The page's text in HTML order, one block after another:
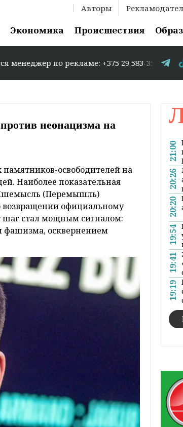
Авторы
Экономика Происшествия
+375 29 583-35-86 // В Гродно
неонацизма на
памятников-освободителей на
Наиболее показательная
(Перемышль)
возвращении официальному
шаг стал мощным сигналом:
фашизма, осквернением
21:00
20:26
20:20
19:54
19:41
19:19